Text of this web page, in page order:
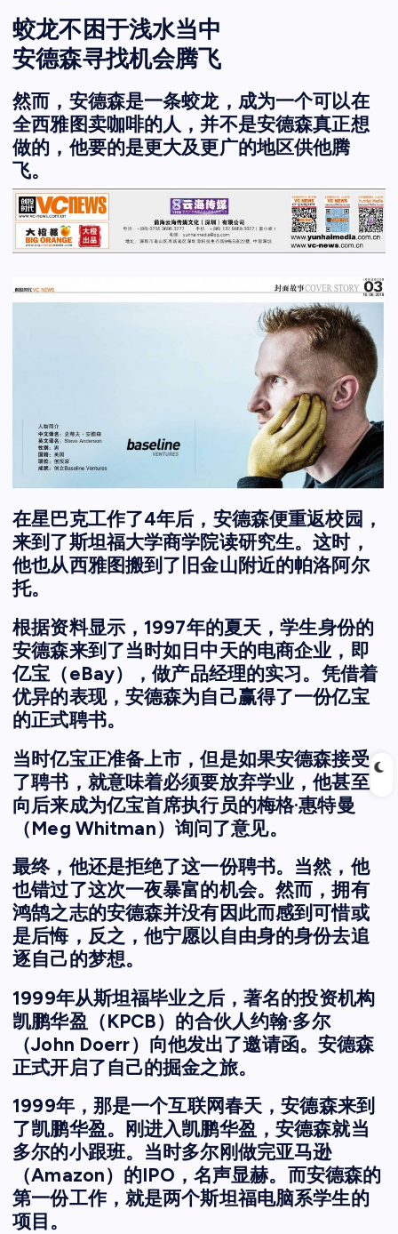
蛟龙不困于浅水当中
安德森寻找机会腾飞
然而，安德森是一条蛟龙，成为一个可以在
全西雅图卖咖啡的人，并不是安德森真正想
做的，他要的是更大及更广的地区供他腾
飞。
在星巴克工作了4年后，安德森便重返校园，
来到了斯坦福大学商学院读研究生。这时，
他也从西雅图搬到了旧金山附近的帕洛阿尔
托。
根据资料显示，1997年的夏天，学生身份的
安德森来到了当时如日中天的电商企业，即
亿宝（eBay），做产品经理的实习。凭借着
优异的表现，安德森为自己赢得了一份亿宝
的正式聘书。
当时亿宝正准备上市，但是如果安德森接受
了聘书，就意味着必须要放弃学业，他甚至
向后来成为亿宝首席执行员的梅格·惠特曼
（Meg Whitman）询问了意见。
最终，他还是拒绝了这一份聘书。当然，他
也错过了这次一夜暴富的机会。然而，拥有
鸿鹄之志的安德森并没有因此而感到可惜或
是后悔，反之，他宁愿以自由身的身份去追
逐自己的梦想。
1999年从斯坦福毕业之后，著名的投资机构
凯鹏华盈（KPCB）的合伙人约翰·多尔
（John Doerr）向他发出了邀请函。安德森
正式开启了自己的掘金之旅。
1999年，那是一个互联网春天，安德森来到
了凯鹏华盈。刚进入凯鹏华盈，安德森就当
多尔的小跟班。当时多尔刚做完亚马逊
（Amazon）的IPO，名声显赫。而安德森的
第一份工作，就是两个斯坦福电脑系学生的
项目。